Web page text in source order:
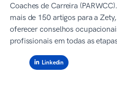
Coaches de Carreira
mais de 150 artigos para a
oferecer conselhos
profissionais em todas as
Linkedin